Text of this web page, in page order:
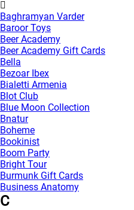
Baghramyan Varder
Baroor Toys
Beer Academy
Beer Academy Gift Cards
Bella
Bezoar Ibex
Bialetti Armenia
Blot Club
Blue Moon Collection
Bnatur
Boheme
Bookinist
Boom Party
Bright Tour
Burmunk Gift Cards
Business Anatomy
C